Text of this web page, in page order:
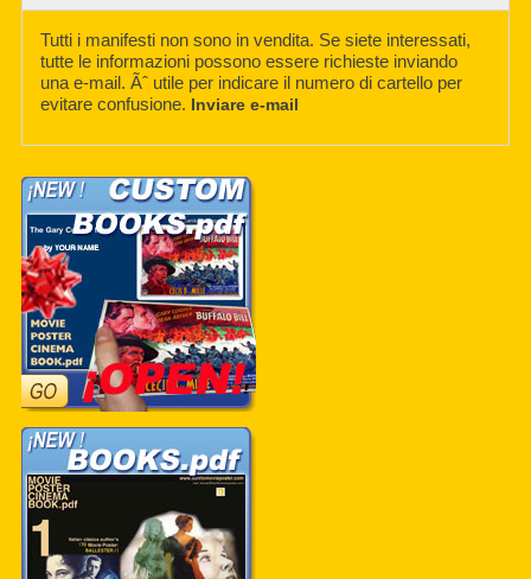
Tutti i manifesti non sono in vendita. Se siete interessati,
tutte le informazioni possono essere richieste inviando
una e-mail. Ãˆ utile per indicare il numero di cartello per
evitare confusione. Inviare e-mail